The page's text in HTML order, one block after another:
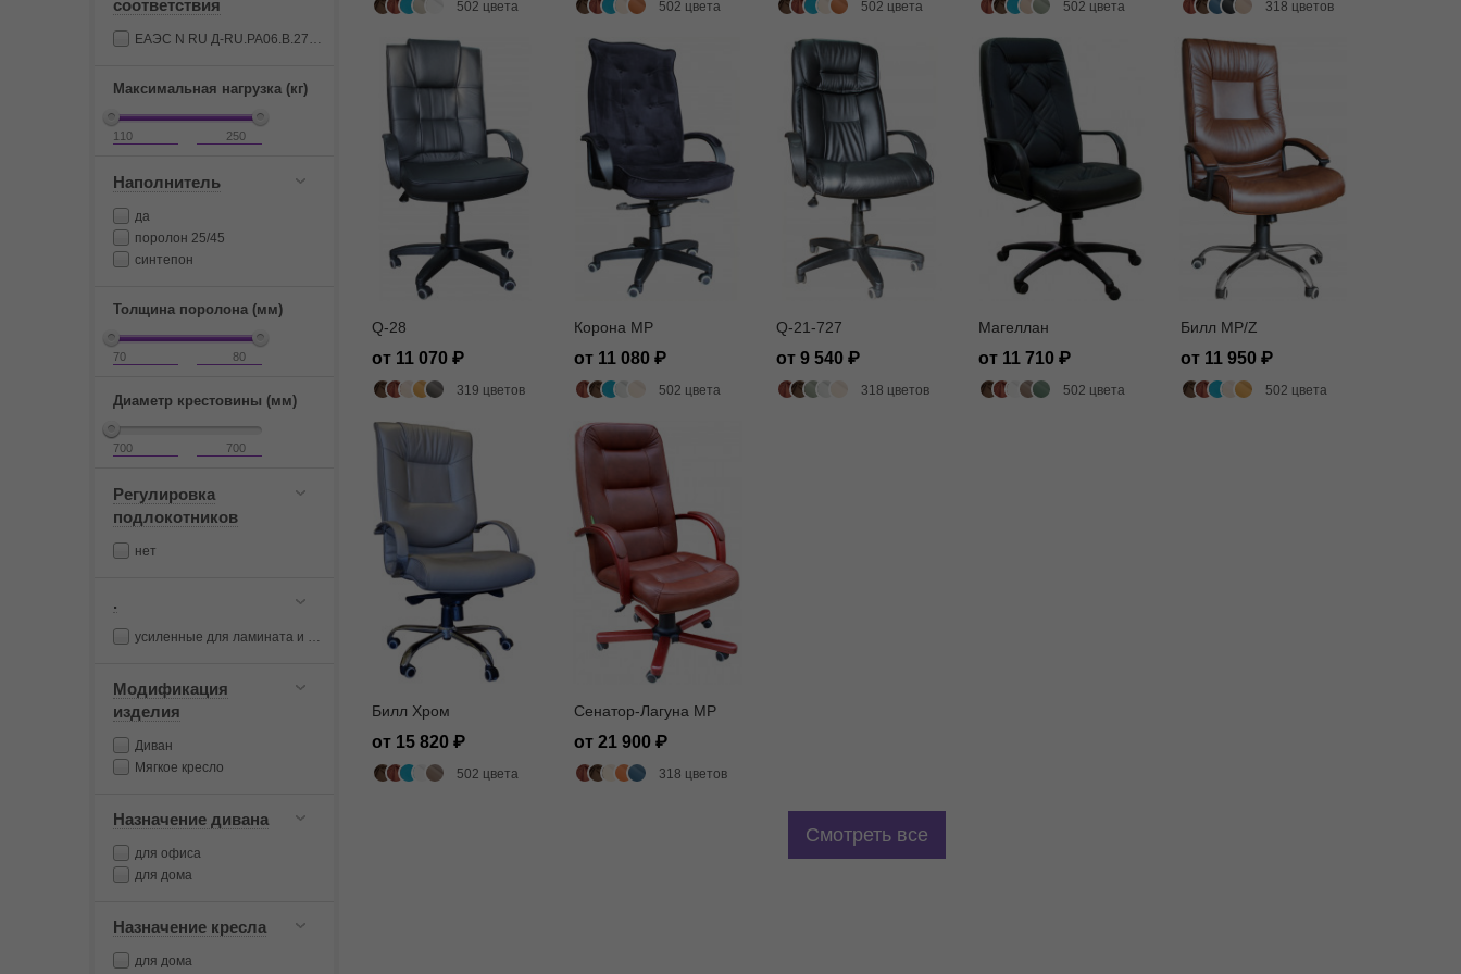
соответствия
ЕАЭС N RU Д-RU.РА06.В.27674/22
Максимальная нагрузка (кг)
Наполнитель
да
поролон 25/45
синтепон
Толщина поролона (мм)
Диаметр крестовины (мм)
Регулировка
подлокотников
нет
.
усиленные для ламината и паркета
Модификация
изделия
Диван
Мягкое кресло
Назначение дивана
для офиса
для дома
Назначение кресла
для дома
502 цвета 502 цвета 502 цвета 502 цвета 318 цветов
Q-28
от 11 070
319 цветов
Корона MP
от 11 080
502 цвета
Q-21-727
от 9 540
318 цветов
Магеллан
от 11 710
502 цвета
Билл MP/Z
от 11 950
502 цвета
Билл Хром
от 15 820
502 цвета
Сенатор-Лагуна MP
от 21 900
318 цветов
Смотреть все